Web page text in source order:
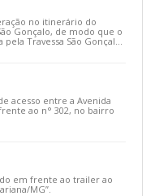
no itinerário do
Gonçalo, de modo que o
pela Travessa São Gonçalo
acesso entre a Avenida
ao n° 302, no bairro
em frente ao trailer ao
MG”.